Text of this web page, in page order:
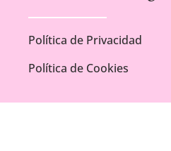
Política de Privacidad
Política de Cookies